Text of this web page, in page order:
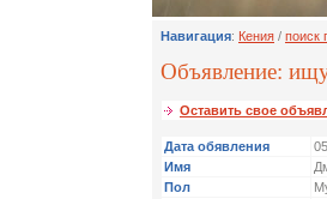
Навигация: Кения / поиск
Объявление:
Оставить свое
Дата обявления
Имя
Пол